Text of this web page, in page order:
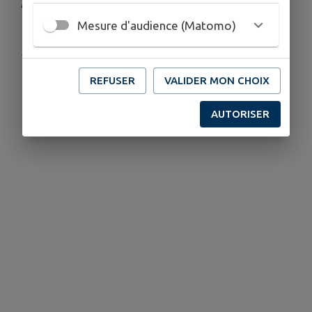
Publié par Mairie de Corps-Nuds
Mesure d'audience (Matomo)
REFUSER VALIDER MON CHOIX
AUTORISER